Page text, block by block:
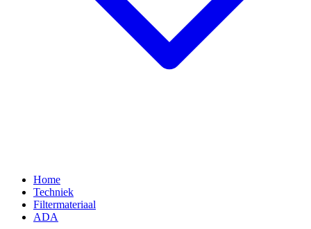
Home
Techniek
Filtermateriaal
ADA